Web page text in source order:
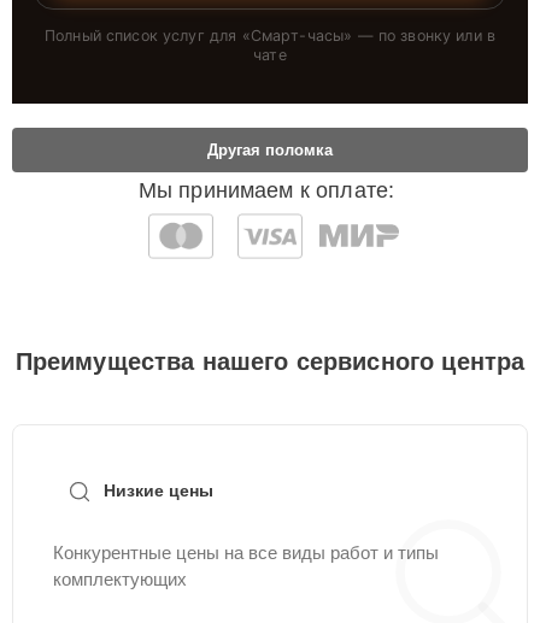
Полный список услуг для «Смарт-часы» — по звонку или в
чате
Мы принимаем к оплате:
Другая поломка
Преимущества нашего сервисного центра
Низкие цены
Конкурентные цены на все виды работ и типы
комплектующих